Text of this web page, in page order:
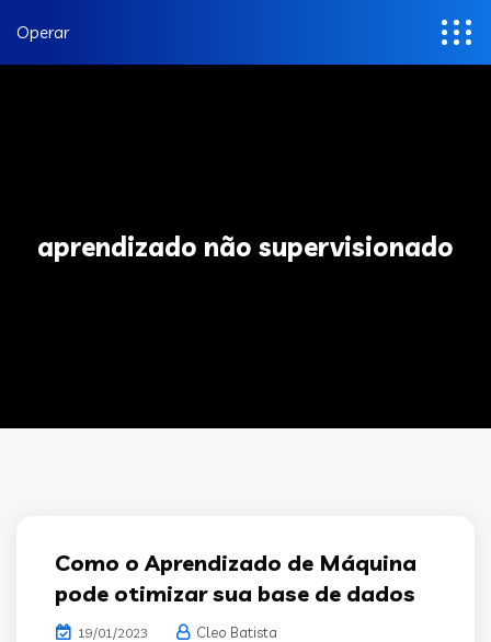
Operar
aprendizado não supervisionado
Como o Aprendizado de Máquina
pode otimizar sua base de dados
19/01/2023 Cleo Batista